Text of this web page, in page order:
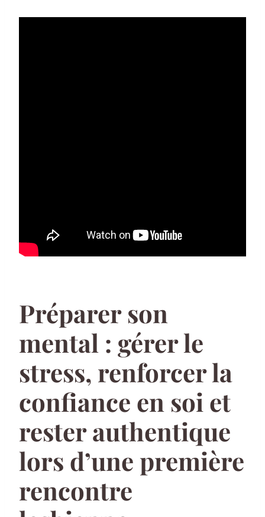
Préparer son
mental : gérer le
stress, renforcer la
confiance en soi et
rester authentique
lors d’une première
rencontre